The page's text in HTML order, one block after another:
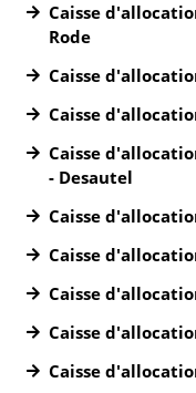
Caisse
Rode
Caisse
Caisse
Caisse
- Desautel
Caisse
Caisse
Caisse
Caisse
Caisse